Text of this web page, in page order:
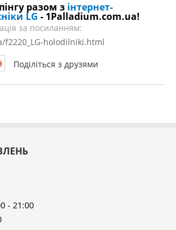
разом з інтернет-
LG - 1Palladium.com.ua!
за посиланням:
holodilniki.html
Поділіться з друзями
- 21:00